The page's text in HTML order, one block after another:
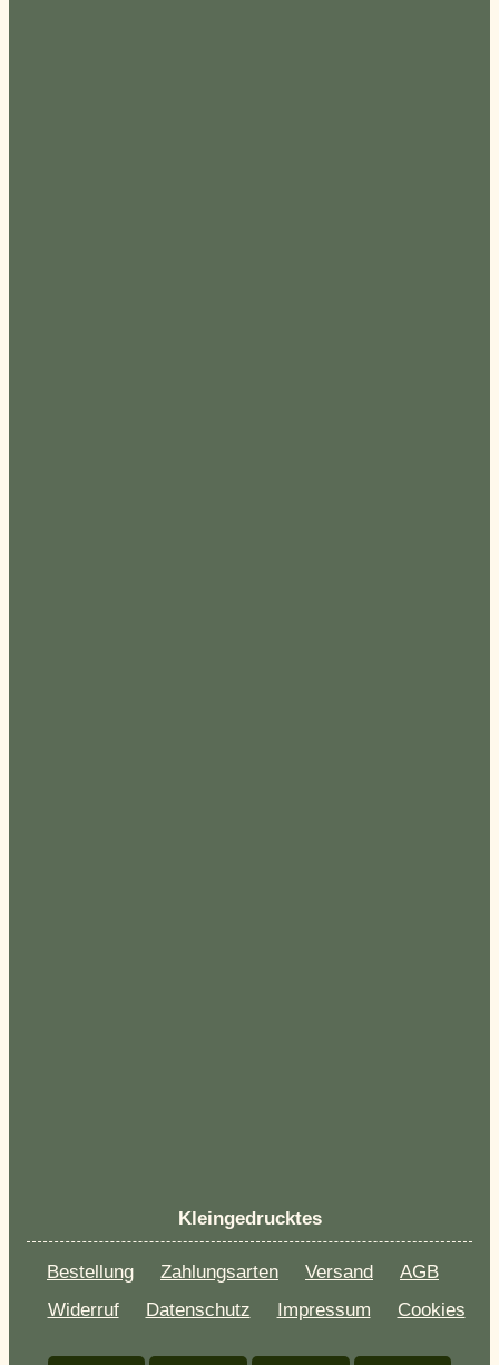
Kleingedrucktes
Bestellung Zahlungsarten Versand
AGB
Widerruf
Datenschutz Impressum Cookies